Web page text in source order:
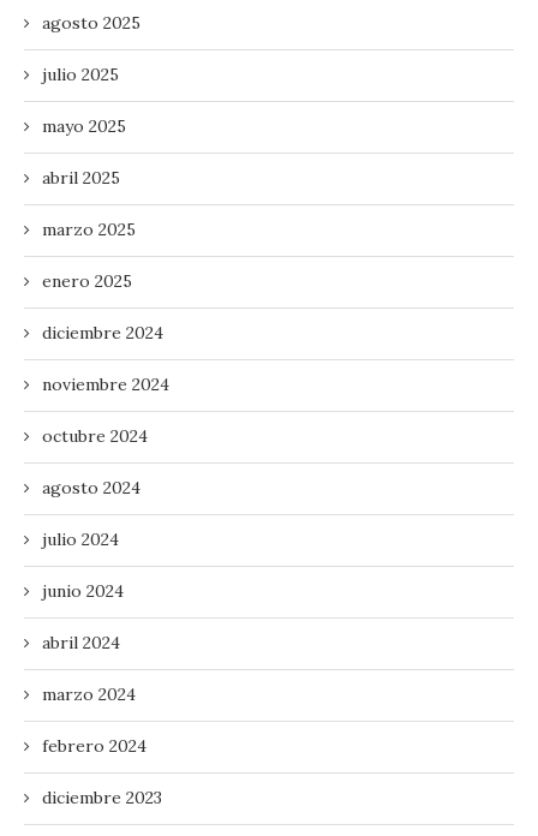
agosto 2025
julio 2025
mayo 2025
abril 2025
marzo 2025
enero 2025
diciembre 2024
noviembre 2024
octubre 2024
agosto 2024
julio 2024
junio 2024
abril 2024
marzo 2024
febrero 2024
diciembre 2023